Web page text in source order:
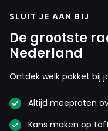
SLUIT JE AAN BIJ
De grootste
Nederland
Ontdek welk pakket bij
Altijd meepraten
Kans maken op